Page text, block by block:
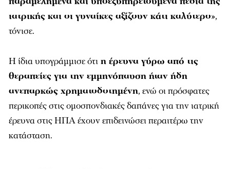
ιατρικής και οι γυναίκες αξίζουν κάτι καλύτερο»,
τόνισε.
Η ίδια υπογράμμισε ότι η έρευνα γύρω από τις
θεραπείες για την εμμηνόπαυση ήταν ήδη
ανεπαρκώς χρηματοδοτημένη, ενώ οι πρόσφατες
περικοπές στις ομοσπονδιακές δαπάνες για την ιατρική
έρευνα στις ΗΠΑ έχουν επιδεινώσει περαιτέρω την
κατάσταση.